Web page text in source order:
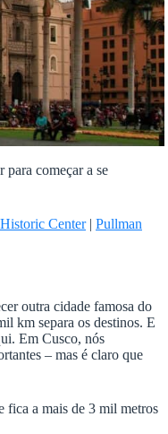
começar a se
Center| Pullman
outra cidade famosa do
km separa os destinos. E
Em Cusco, nós
– mas é claro que
fica a mais de 3 mil metros